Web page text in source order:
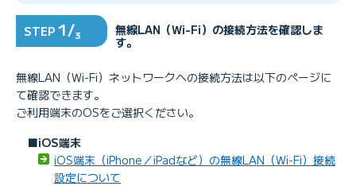
STEP 1/3
無線LAN（Wi-Fi）の接続方法を確認しま
す。
無線LAN（Wi-Fi）ネットワークへの接続方法は以下のページに
て確認できます。
ご利用端末のOSをご選択ください。
■iOS端末
iOS端末（iPhone／iPadなど）の無線LAN（Wi-Fi）接続
設定について